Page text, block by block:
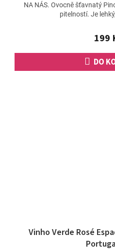
199
DO
NA NÁS. Ovocně šťavnatý
pitelností. Je
Vinho Verde Rosé